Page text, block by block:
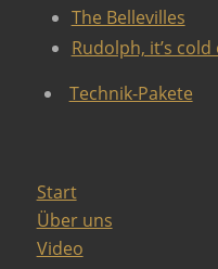
The Bellevilles
Rudolph, it’s
Technik-Pakete
Start
Über uns
Video